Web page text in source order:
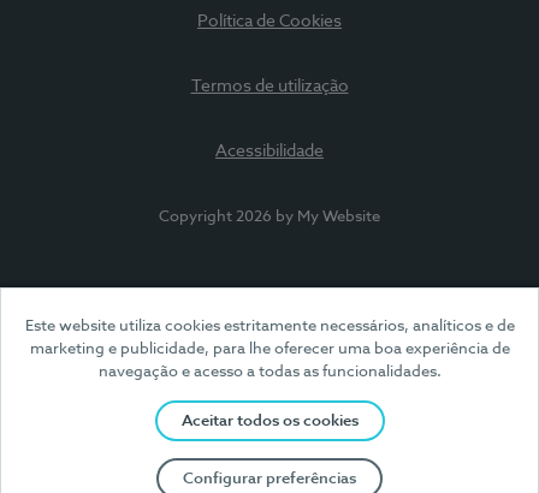
Este website utiliza cookies estritamente necessários, analíticos e de
marketing e publicidade, para lhe oferecer uma boa experiência de
navegação e acesso a todas as funcionalidades.
Aceitar todos os cookies
Configurar preferências
Política de Cookies
Termos de utilização
Acessibilidade
Copyright 2026 by My Website